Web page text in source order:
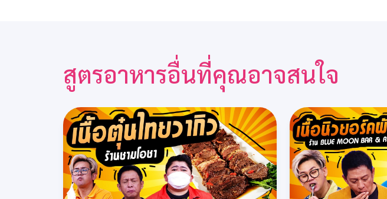
สูตรอาหารอื่นที่คุณอาจสนใจ